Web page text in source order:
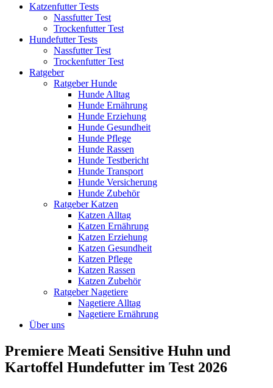
Katzenfutter Tests
Nassfutter Test
Trockenfutter Test
Hundefutter Tests
Nassfutter Test
Trockenfutter Test
Ratgeber
Ratgeber Hunde
Hunde Alltag
Hunde Ernährung
Hunde Erziehung
Hunde Gesundheit
Hunde Pflege
Hunde Rassen
Hunde Testbericht
Hunde Transport
Hunde Versicherung
Hunde Zubehör
Ratgeber Katzen
Katzen Alltag
Katzen Ernährung
Katzen Erziehung
Katzen Gesundheit
Katzen Pflege
Katzen Rassen
Katzen Zubehör
Ratgeber Nagetiere
Nagetiere Alltag
Nagetiere Ernährung
Über uns
Premiere Meati Sensitive Huhn und
Kartoffel Hundefutter im Test 2026